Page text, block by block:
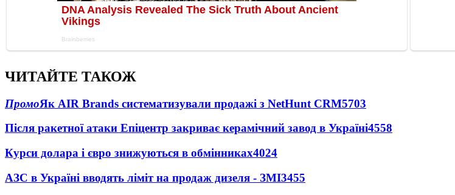
ЧИТАЙТЕ ТАКОЖ
ПромоЯк AIR Brands систематизували продажі з NetHunt CRM5703
Після ракетної атаки Епіцентр закриває керамічний завод в Україні4558
Курси долара і євро знижуються в обмінниках4024
АЗС в Україні вводять ліміт на продаж дизеля - ЗМІ3455